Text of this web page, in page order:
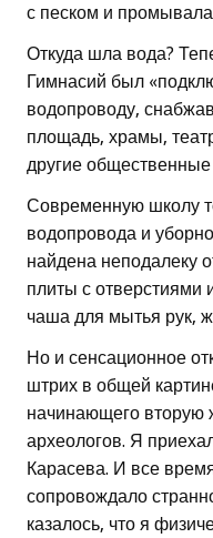
с песком и промывала
Откуда шла вода?
Гимнасий был
водопроводу,
площадь, храмы,
другие
Современную школу
водопровода и
найдена неподалеку
плиты с отверстиями
чаша для мытья рук,
Но и сенсационное
штрих в общей
начинающего вторую
археологов. Я
Карасева. И все
сопровождало
казалось, что я